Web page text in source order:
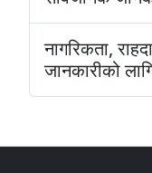
नागरिकता,
जानकारीको